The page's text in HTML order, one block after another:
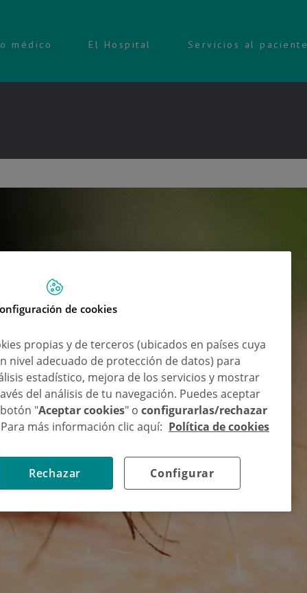
médico El Hospital Servicios al paciente
de cookies
propias y de terceros (ubicados en países cuya
nivel adecuado de protección de datos) para
estadístico, mejora de los servicios y mostrar
del análisis de tu navegación. Puedes aceptar
"Aceptar cookies" o configurarlas/rechazar
más información clic aquí: Política de cookies
Configurar
Rechazar